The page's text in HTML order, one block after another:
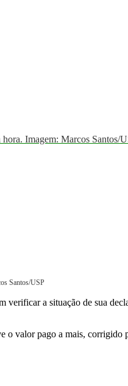
Imagem: Marcos Santos/
Santos/USP
verificar a situação de sua
o valor pago a mais, corrigido